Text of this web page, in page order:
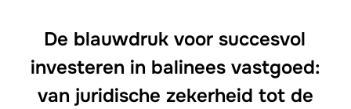
De blauwdruk voor succesvol
investeren in balinees vastgoed:
van juridische zekerheid tot de